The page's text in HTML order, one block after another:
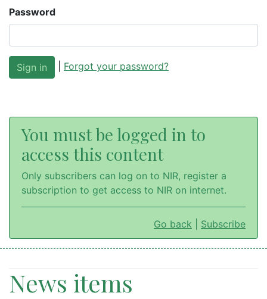
Password
Forgot your password?
You must be logged in to
access this content
Only subscribers can log on to NIR, register a
subscription to get access to NIR on internet.
Go back Subscribe
News items